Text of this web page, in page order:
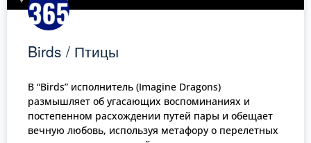
Birds / Птицы
В “Birds” исполнитель (Imagine Dragons)
размышляет об угасающих воспоминаниях и
постепенном расхождении путей пары и обещает
вечную любовь, используя метафору о перелетных